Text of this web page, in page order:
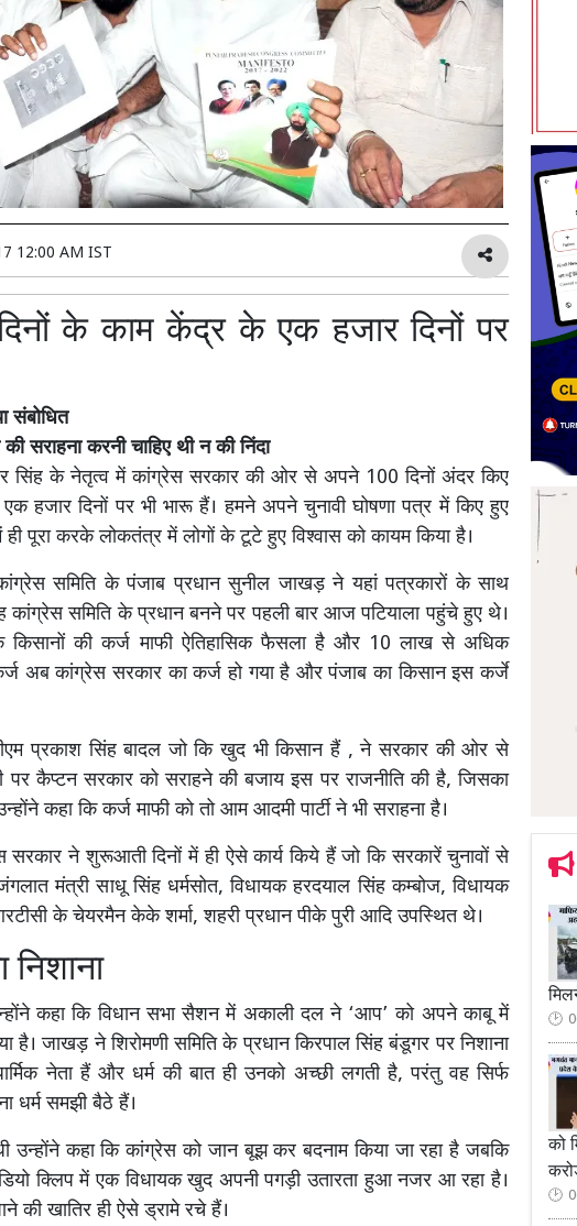
12:00 AM IST
के काम केंद्र के एक हजार दिनों पर
संबोधित
सराहना करनी चाहिए थी न की निंदा
सिंह के नेतृत्व में कांग्रेस सरकार की ओर से अपने 100 दिनों अंदर किए
हजार दिनों पर भी भारू हैं। हमने अपने चुनावी घोषणा पत्र में किए हुए
ही पूरा करके लोकतंत्र में लोगों के टूटे हुए विश्वास को कायम किया है।
समिति के पंजाब प्रधान सुनील जाखड़ ने यहां पत्रकारों के साथ
कांग्रेस समिति के प्रधान बनने पर पहली बार आज पटियाला पहुंचे हुए थे।
किसानों की कर्ज माफी ऐतिहासिक फैसला है और 10 लाख से अधिक
अब कांग्रेस सरकार का कर्ज हो गया है और पंजाब का किसान इस कर्जे
प्रकाश सिंह बादल जो कि खुद भी किसान हैं , ने सरकार की ओर से
पर कैप्टन सरकार को सराहने की बजाय इस पर राजनीति की है, जिसका
कहा कि कर्ज माफी को तो आम आदमी पार्टी ने भी सराहना है।
ने शुरूआती दिनों में ही ऐसे कार्य किये हैं जो कि सरकारें चुनावों से
मंत्री साधू सिंह धर्मसोत, विधायक हरदयाल सिंह कम्बोज, विधायक
के चेयरमैन केके शर्मा, शहरी प्रधान पीके पुरी आदि उपस्थित थे।
कहा कि विधान सभा सैशन में अकाली दल ने ‘आप’ को अपने काबू में
है। जाखड़ ने शिरोमणी समिति के प्रधान किरपाल सिंह बंडूगर पर निशाना
नेता हैं और धर्म की बात ही उनको अच्छी लगती है, परंतु वह सिर्फ
धर्म समझी बैठे हैं।
उन्होंने कहा कि कांग्रेस को जान बूझ कर बदनाम किया जा रहा है जबकि
क्लिप में एक विधायक खुद अपनी पगड़ी उतारता हुआ नजर आ रहा है।
की खातिर ही ऐसे ड्रामे रचे हैं।
को